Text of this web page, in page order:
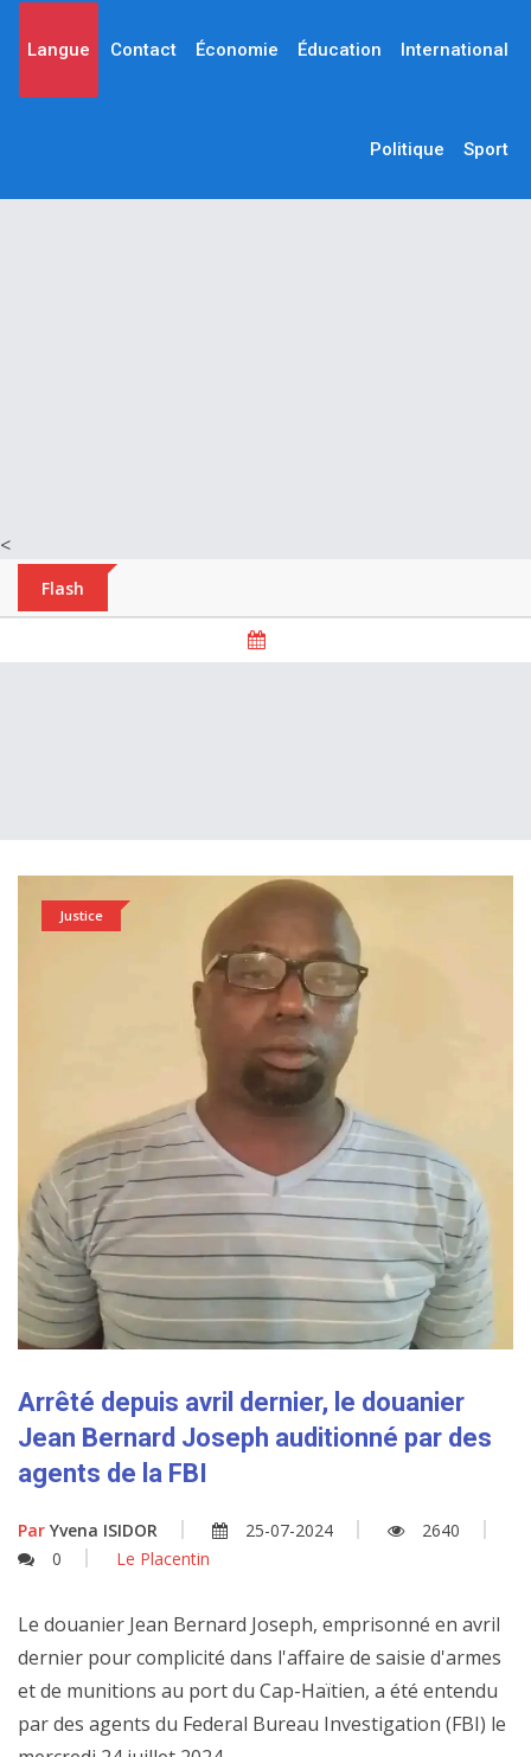
<
Langue Contact Économie Éducation International
Politique Sport
Flash
Justice
Arrêté depuis avril dernier, le douanier
Jean Bernard Joseph auditionné par des
agents de la FBI
Par Yvena ISIDOR 25-07-2024
2640
0
Le Placentin
Le douanier Jean Bernard Joseph, emprisonné en avril
dernier pour complicité dans l'affaire de saisie d'armes
et de munitions au port du Cap-Haïtien, a été entendu
par des agents du Federal Bureau Investigation (FBI) le